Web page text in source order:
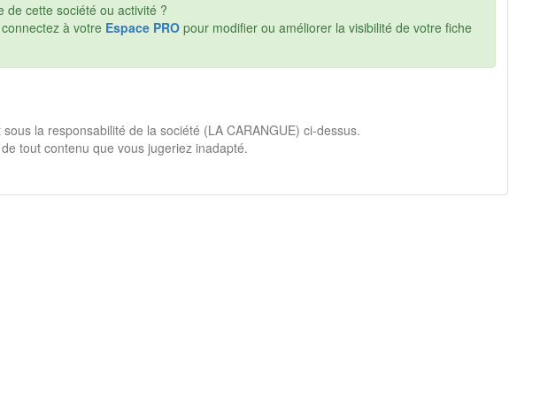
de cette société ou activité ?
à votre Espace PRO pour modifier ou améliorer la visibilité de votre fiche
la responsabilité de la société (LA CARANGUE) ci-dessus.
tout contenu que vous jugeriez inadapté.